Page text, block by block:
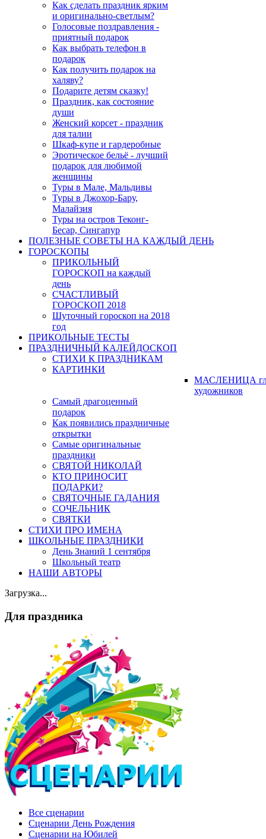
Как сделать праздник ярким
и оригинально-светлым?
Голосовые поздравления -
приятный подарок
Как выбрать телефон в
подарок
Как получить подарок на
халяву?
Подарите детям сказку!
Праздник, как состояние
души
Женский корсет - праздник
для талии
Шкаф-купе и гардеробные
Эротическое бельё - лучший
подарок для любимой
женщины
Туры в Мале, Мальдивы
Туры в Джохор-Бару,
Малайзия
Туры на остров Теконг-
Бесар, Сингапур
ПОЛЕЗНЫЕ СОВЕТЫ НА КАЖДЫЙ ДЕНЬ
ГОРОСКОПЫ
ПРИКОЛЬНЫЙ
ГОРОСКОП на каждый
день
СЧАСТЛИВЫЙ
ГОРОСКОП 2018
Шуточный гороскоп на 2018
год
ПРИКОЛЬНЫЕ ТЕСТЫ
ПРАЗДНИЧНЫЙ КАЛЕЙДОСКОП
СТИХИ К ПРАЗДНИКАМ
КАРТИНКИ
МАСЛЕНИЦА
художников
Самый драгоценный
подарок
Как появились праздничные
открытки
Самые оригинальные
праздники
СВЯТОЙ НИКОЛАЙ
КТО ПРИНОСИТ
ПОДАРКИ?
СВЯТОЧНЫЕ ГАДАНИЯ
СОЧЕЛЬНИК
СВЯТКИ
СТИХИ ПРО ИМЕНА
ШКОЛЬНЫЕ ПРАЗДНИКИ
День Знаний 1 сентября
Школьный театр
НАШИ АВТОРЫ
Загрузка...
Для праздника
Все сценарии
Сценарии День Рождения
Сценарии на Юбилей